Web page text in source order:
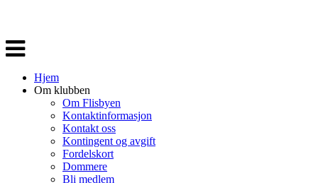
Veksle
navigasjon
Hjem
Om klubben
Om Flisbyen
Kontaktinformasjon
Kontakt oss
Kontingent og avgift
Fordelskort
Dommere
Bli medlem